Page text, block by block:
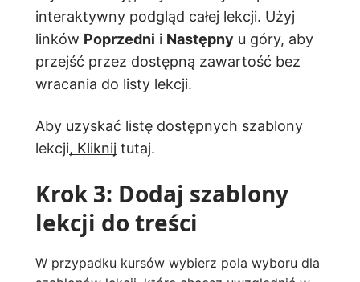
interaktywny podgląd całej lekcji. Użyj
linków Poprzedni i Następny u góry, aby
przejść przez dostępną zawartość bez
wracania do listy lekcji.
Aby uzyskać listę dostępnych szablony
lekcji, Kliknij tutaj.
Krok 3: Dodaj szablony
lekcji do treści
W przypadku kursów wybierz pola wyboru dla